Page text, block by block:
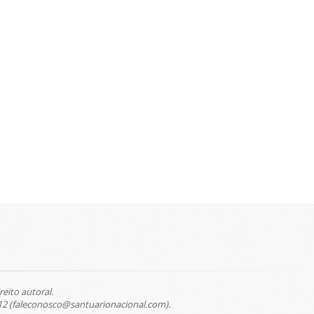
autoral.
(faleconosco@santuarionacional.com).